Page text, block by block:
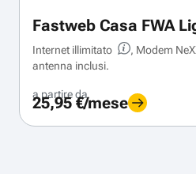
Fastweb Casa FWA
Internet illimitato
, Modem
antenna inclusi.
a partire da
25,95 €/mese